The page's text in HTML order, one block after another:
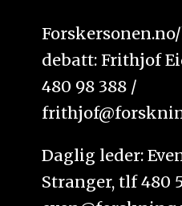
debatt: Frithjof
480 98 388 /
Daglig leder:
Stranger, tlf 480